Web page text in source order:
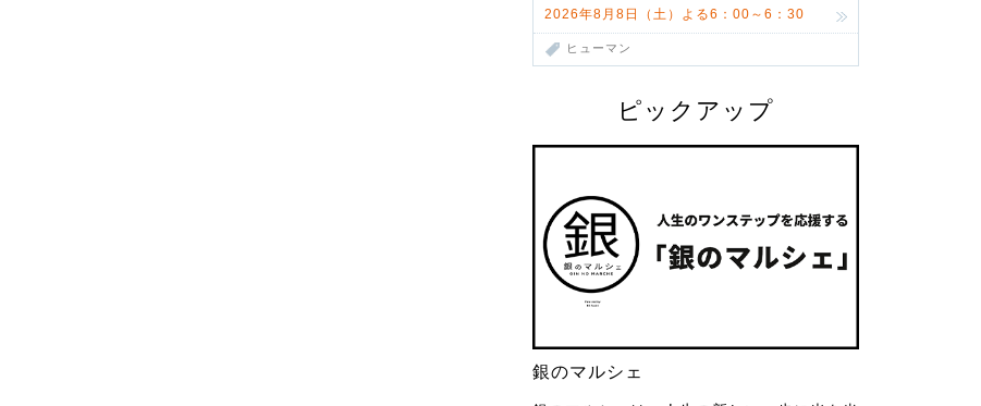
2026年8月8日（土）よる6：00～6：30
ヒューマン
ピックアップ
銀のマルシェ